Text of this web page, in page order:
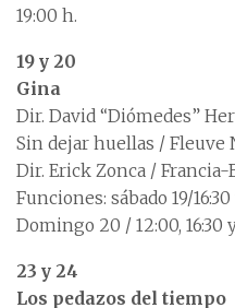
19:00 h.
19 y 20
Gina
Dir. David “Diómedes”
Sin dejar huellas / Fleuve
Dir. Erick Zonca / Francia-
Funciones: sábado 19/16:30
Domingo 20 / 12:00, 16:30
23 y 24
Los pedazos del tiempo